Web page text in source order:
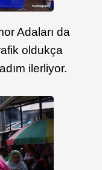
Adaları da
oldukça
ilerliyor.